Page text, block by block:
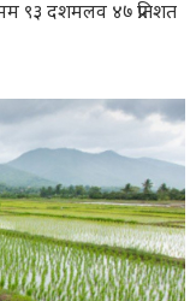
९३ दशमलव ४७ प्रतिशत